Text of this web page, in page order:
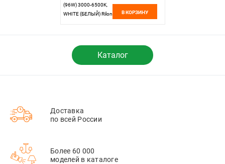
(96W) 3000-6500K,
WHITE (БЕЛЫЙ) Rilon
В КОРЗИНУ
Каталог
Доставка
по всей России
Более 60 000
моделей в каталоге